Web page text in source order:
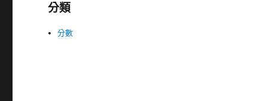
分類
分數